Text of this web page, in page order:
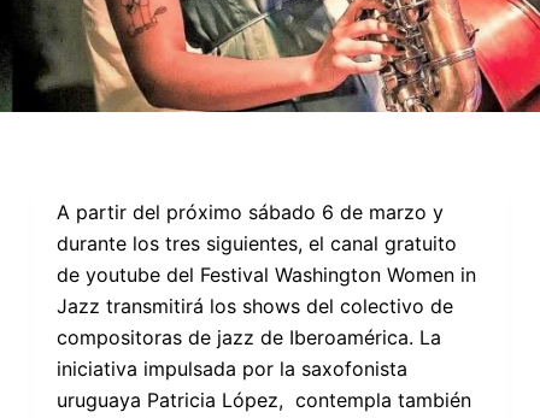
A partir del próximo sábado 6 de marzo y
durante los tres siguientes, el canal gratuito
de youtube del Festival Washington Women in
Jazz transmitirá los shows del colectivo de
compositoras de jazz de Iberoamérica. La
iniciativa impulsada por la saxofonista
uruguaya Patricia López, contempla también